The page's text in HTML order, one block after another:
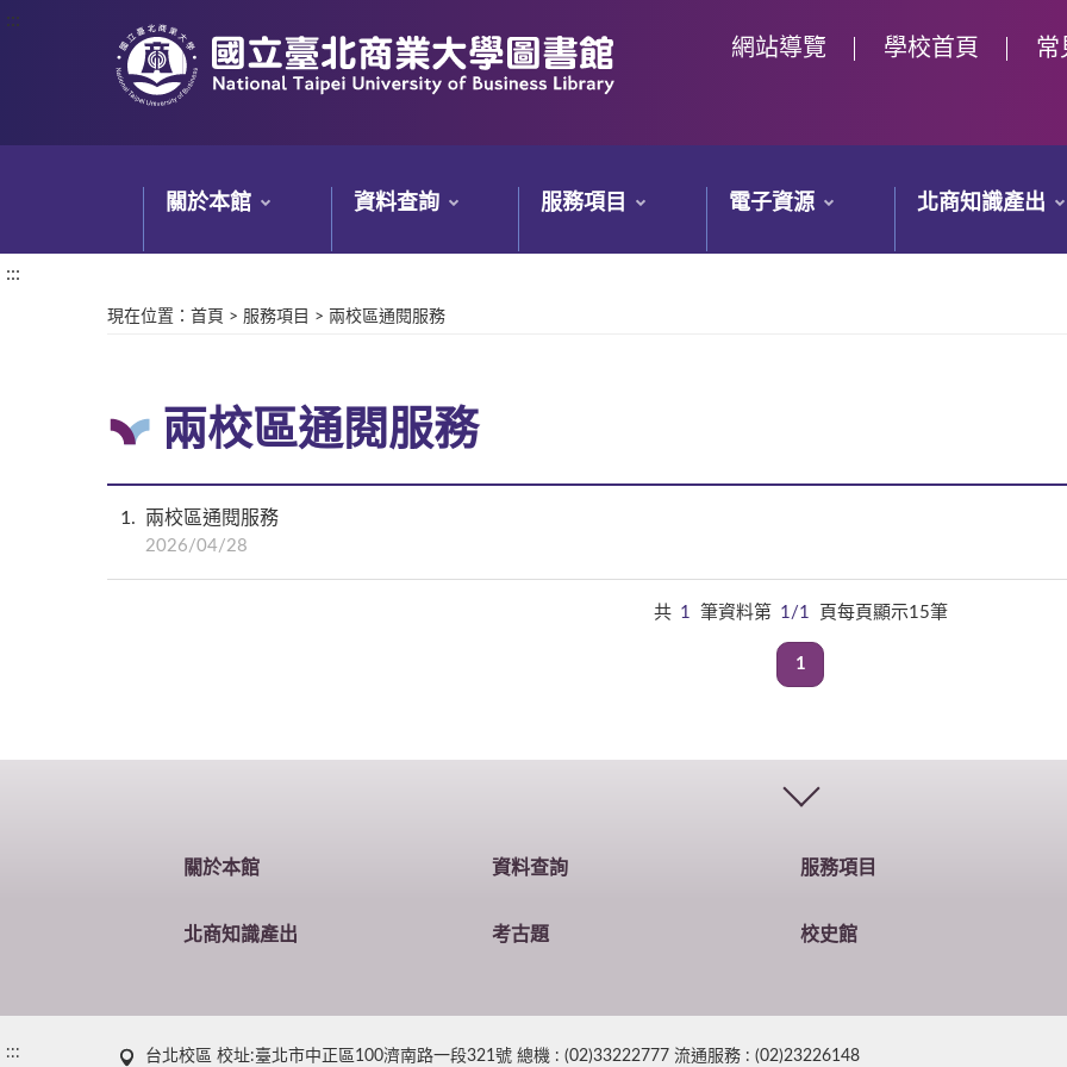
:::
:::
網站導覽 學校首頁 常
關於本館 資料查詢 服務項目 電子資源 北商知識產出
:::
現在位置 ： 首頁 > 服務項目 > 兩校區通閱服務
兩校區通閱服務
1 兩校區通閱服務
2026/04/28
共 1 筆資料第 1/1 頁每頁顯示15筆
1
關於本館 資料查詢 服務項目
北商知識產出 考古題 校史館
::: 台北校區 校址:臺北市中正區100濟南路一段321號 總機 : (02)33222777 流通服務 : (02)23226148